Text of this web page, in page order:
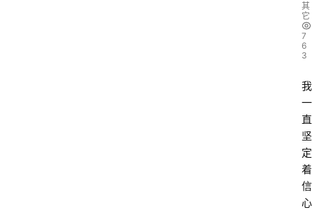
其
它
7
6
3
我
一
直
坚
定
着
信
心